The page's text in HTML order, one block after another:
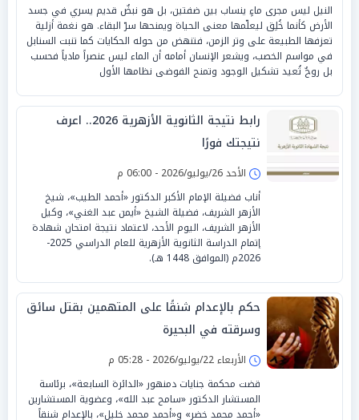
النيل ليس مجرى ماءٍ ينساب بين ضفتين، بل هو نبضٌ قديم يسري في جسد
الأرض كأنما خُلِق ليعلّمها معنى الحياة ويمنحها سرّ البقاء. هو نغمة أزلية
تعزفها الطبيعة على وتر الزمن، فتنهض من حوله الحكايات كما تنبت السنابل
في مواسم الخصب، ويشعر الإنسان أمامه أن الماء ليس عنصراً مادياً فحسب
بل روحٌ تُعيد تشكيل الوجود وتمنح الفوضى نظامها الأول
رابط نتيجة الثانوية الأزهرية 2026.. اعرف
نتيجتك فورًا
الأحد 26/يوليو/2026 - 06:00 م
أناب فضيلة الإمام الأكبر الدكتور «أحمد الطيب»، شيخ
الأزهر الشريف، فضيلة الشيخ «أيمن عبد الغني»، وكيل
الأزهر الشريف، اليوم الأحد، لاعتماد نتيجة امتحان شهادة
إتمام الدراسة الثانوية الأزهرية للعام الدراسي 2025-
2026م (الموافق 1448 هـ).
حكم بالإعدام شنقًا على المتهمين بقتل سائق
وسرقته في البحيرة
الأربعاء 22/يوليو/2026 - 05:28 م
قضت محكمة جنايات دمنهور «الدائرة السابعة»، برئاسة
المستشار الدكتور «سامح عبد الله»، وعضوية المستشارين
«أحمد محمد خضر» و«أحمد محمد خليل»، بالإعدام شنقاً